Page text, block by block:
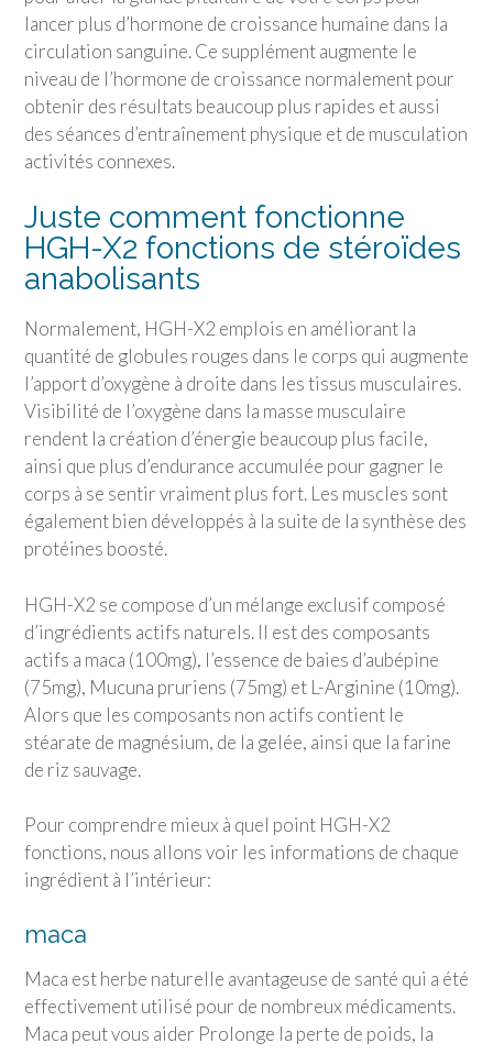
lancer plus d’hormone de croissance humaine dans la
circulation sanguine. Ce supplément augmente le
niveau de l’hormone de croissance normalement pour
obtenir des résultats beaucoup plus rapides et aussi
des séances d’entraînement physique et de musculation
activités connexes.
Juste comment fonctionne
HGH-X2 fonctions de stéroïdes
anabolisants
Normalement, HGH-X2 emplois en améliorant la
quantité de globules rouges dans le corps qui augmente
l’apport d’oxygène à droite dans les tissus musculaires.
Visibilité de l’oxygène dans la masse musculaire
rendent la création d’énergie beaucoup plus facile,
ainsi que plus d’endurance accumulée pour gagner le
corps à se sentir vraiment plus fort. Les muscles sont
également bien développés à la suite de la synthèse des
protéines boosté.
HGH-X2 se compose d’un mélange exclusif composé
d’ingrédients actifs naturels. Il est des composants
actifs a maca (100mg), l’essence de baies d’aubépine
(75mg), Mucuna pruriens (75mg) et L-Arginine (10mg).
Alors que les composants non actifs contient le
stéarate de magnésium, de la gelée, ainsi que la farine
de riz sauvage.
Pour comprendre mieux à quel point HGH-X2
fonctions, nous allons voir les informations de chaque
ingrédient à l’intérieur:
maca
Maca est herbe naturelle avantageuse de santé qui a été
effectivement utilisé pour de nombreux médicaments.
Maca peut vous aider Prolonge la perte de poids, la